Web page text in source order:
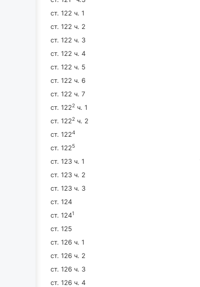
ст. 122 ч. 1
ст. 122 ч. 2
ст. 122 ч. 3
ст. 122 ч. 4
ст. 122 ч. 5
ст. 122 ч. 6
ст. 122 ч. 7
ст. 1222 ч. 1
ст. 1222 ч. 2
ст. 1224
ст. 1225
ст. 123 ч. 1
ст. 123 ч. 2
ст. 123 ч. 3
ст. 124
ст. 1241
ст. 125
ст. 126 ч. 1
ст. 126 ч. 2
ст. 126 ч. 3
ст. 126 ч. 4